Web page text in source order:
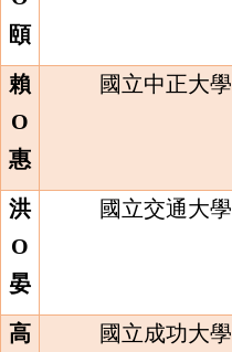
頤
賴
O
惠
國立中正大學
洪
O
晏
國立交通大學
高
國立成功大學